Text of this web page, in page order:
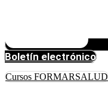
Boletín electrónico
Cursos FORMARSALUD